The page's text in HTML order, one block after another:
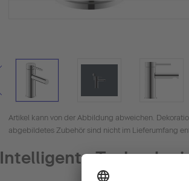
Artikel kann von der Abbildung abweichen.
abgebildetes Zubehör sind nicht im Lieferumfang
Intelligente